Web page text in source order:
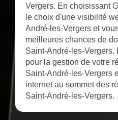
Vergers. En choisissant
le choix d'une visibilité
André-les-Vergers et
meilleures chances de
Saint-André-les-
pour la gestion de votre
Saint-André-les-Vergers
internet au sommet des
Saint-André-les-Vergers.